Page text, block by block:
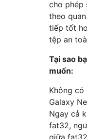
cho phép
theo
tiếp tốt
tệp an
Tại sao
muốn:
Không
Galaxy
Ngay cả
fat32,
giữa